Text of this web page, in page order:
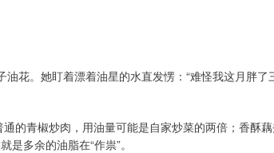
花。她盯着漂着油星的水直发愣：“难怪我这月胖了
的青椒炒肉，用油量可能是自家炒菜的两倍；香酥
是多余的油脂在“作祟”。